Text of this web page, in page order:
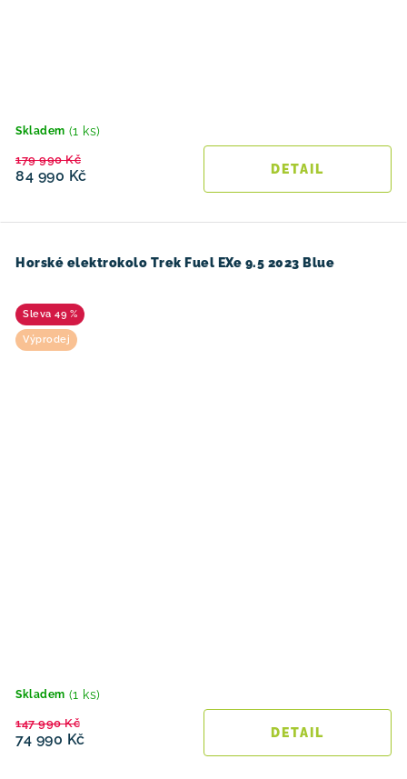
Skladem (1 ks)
84 990 Kč
179 990 Kč
Horské elektrokolo Trek Fuel EXe 9.5 2023 Blue
49 %
Výprodej
Skladem (1 ks)
74 990 Kč
147 990 Kč